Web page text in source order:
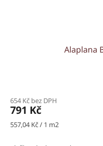
Alaplana
654 Kč bez DPH
791 Kč
Měrná
557,04 Kč / 1 m2